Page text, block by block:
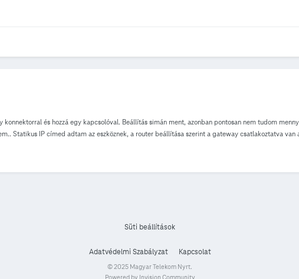
és hozzá egy kapcsolóval. Beállítás simán ment, azonban pontosan nem tudom
Statikus IP címed adtam az eszköznek, a router beállítása szerint a gateway csatlakoztatva
rendben lehet. Cseréltettem a gatewayt, de nem segített. Legfrissebbek az eszközök firmware-
Süti beállítások
Adatvédelmi Szabályzat Kapcsolat
© 2025 Magyar Telekom Nyrt.
Powered by Invision Community